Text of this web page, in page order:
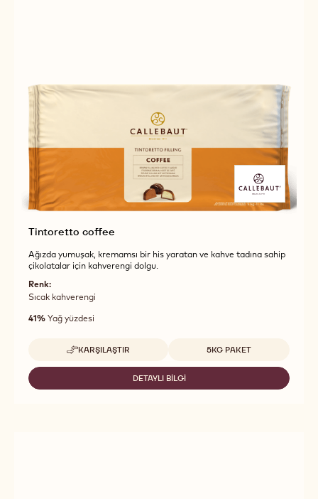
Tintoretto coffee
Ağızda yumuşak, kremamsı bir his yaratan ve kahve tadına sahip
çikolatalar için kahverengi dolgu.
Renk:
Sıcak kahverengi
41% Yağ yüzdesi
KARŞILAŞTIR
-
TINTORETTO
Uygun boyutlar
5KG PAKET
DETAYLI BILGI
-